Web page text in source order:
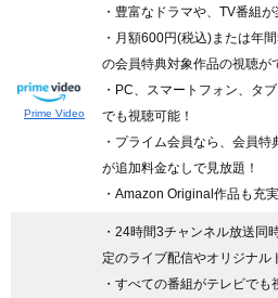
Prime Video
・豊富なドラマや、TV番組が
・月額600円(税込)または年
の会員特典対象作品の視聴が
・PC、スマートフォン、タ
でも視聴可能！
・プライム会員なら、会員
が追加料金なしで見放題！
・Amazon Original作品も充
・24時間3チャンネル放送同
定のライブ配信やオリジナル
・すべての番組がテレビでも